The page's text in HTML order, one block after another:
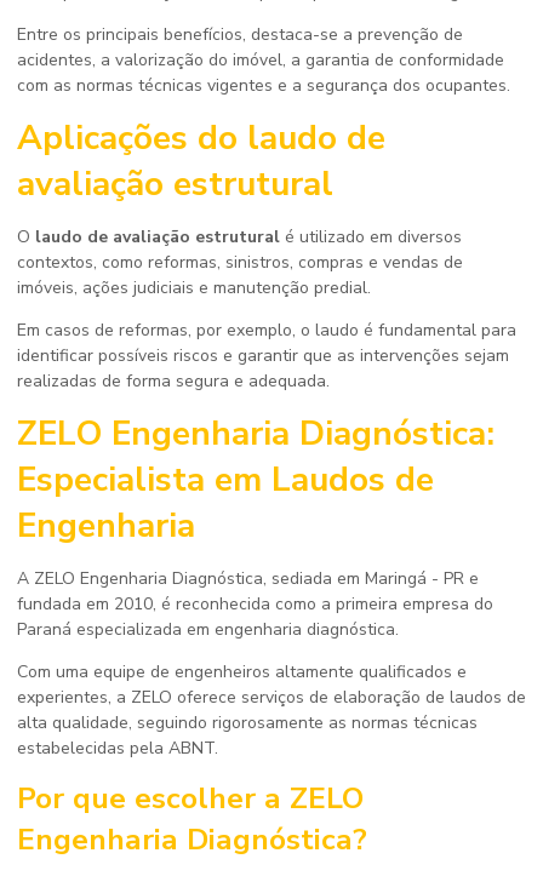
Entre os principais benefícios, destaca-se a prevenção de
acidentes, a valorização do imóvel, a garantia de conformidade
com as normas técnicas vigentes e a segurança dos ocupantes.
Aplicações do laudo de
avaliação estrutural
O laudo de avaliação estrutural é utilizado em diversos
contextos, como reformas, sinistros, compras e vendas de
imóveis, ações judiciais e manutenção predial.
Em casos de reformas, por exemplo, o laudo é fundamental para
identificar possíveis riscos e garantir que as intervenções sejam
realizadas de forma segura e adequada.
ZELO Engenharia Diagnóstica:
Especialista em Laudos de
Engenharia
A ZELO Engenharia Diagnóstica, sediada em Maringá - PR e
fundada em 2010, é reconhecida como a primeira empresa do
Paraná especializada em engenharia diagnóstica.
Com uma equipe de engenheiros altamente qualificados e
experientes, a ZELO oferece serviços de elaboração de laudos de
alta qualidade, seguindo rigorosamente as normas técnicas
estabelecidas pela ABNT.
Por que escolher a ZELO
Engenharia Diagnóstica?